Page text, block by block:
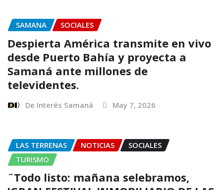
SAMANA SOCIALES
Despierta América transmite en vivo
desde Puerto Bahía y proyecta a
Samaná ante millones de
televidentes.
De Interés Samaná May 7, 2026
LAS TERRENAS NOTICIAS
SOCIALES
TURISMO
¨Todo listo: mañana selebramos,